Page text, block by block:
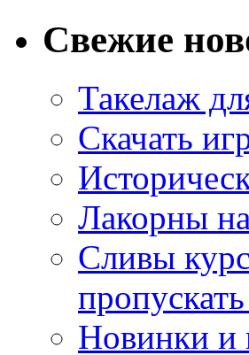
Свежие
Такелаж
Скачать
Лакорны
Сливы
Новинки и